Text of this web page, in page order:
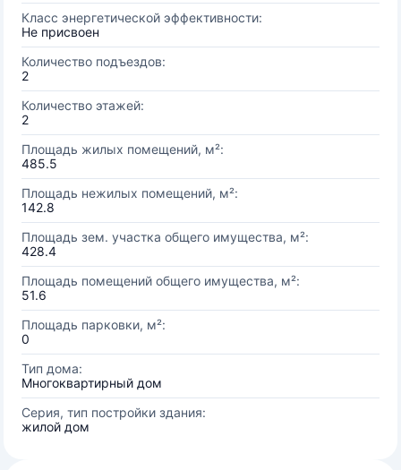
Класс энергетической эффективности:
Не присвоен
Количество подъездов:
2
Количество этажей:
2
Площадь жилых помещений, м²:
485.5
Площадь нежилых помещений, м²:
142.8
Площадь зем. участка общего имущества, м²:
428.4
Площадь помещений общего имущества, м²:
51.6
Площадь парковки, м²:
0
Тип дома:
Многоквартирный дом
Серия, тип постройки здания:
жилой дом